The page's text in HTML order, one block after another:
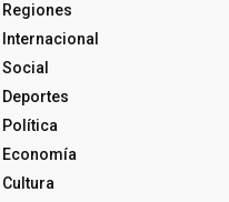
Regiones
Internacional
Social
Deportes
Política
Economía
Cultura